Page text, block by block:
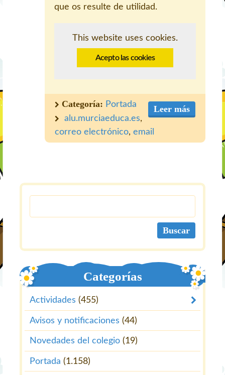
que os resulte de utilidad.
This website uses cookies.
Acepto las cookies
Leer más
Categoría: Portada
alu.murciaeduca.es,
correo electrónico, email
Categorías
Actividades (455)
Avisos y notificaciones (44)
Novedades del colegio (19)
Portada (1.158)